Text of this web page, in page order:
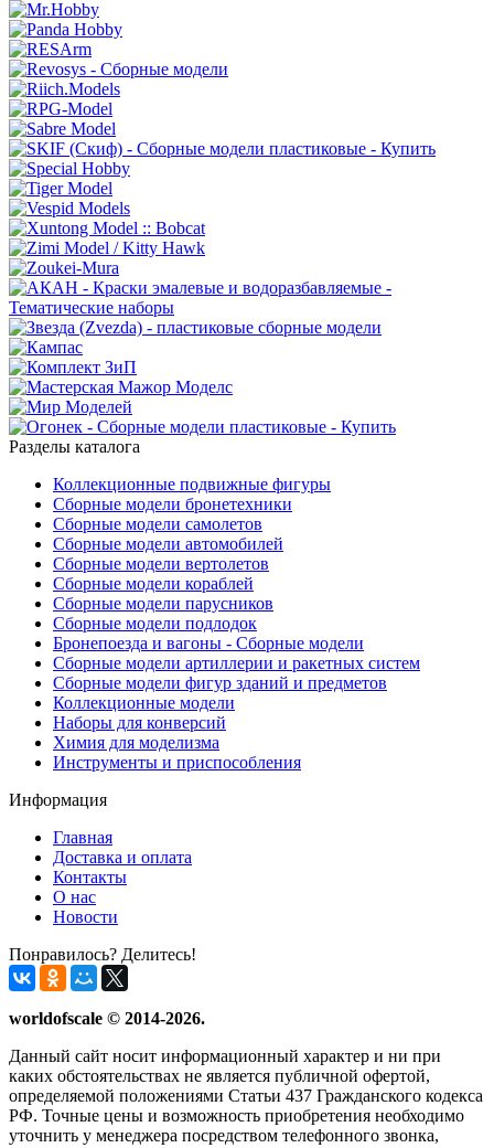
Разделы каталога
Коллекционные подвижные фигуры
Сборные модели бронетехники
Сборные модели самолетов
Сборные модели автомобилей
Сборные модели вертолетов
Сборные модели кораблей
Сборные модели парусников
Сборные модели подлодок
Бронепоезда и вагоны - Сборные модели
Сборные модели артиллерии и ракетных систем
Сборные модели фигур зданий и предметов
Коллекционные модели
Наборы для конверсий
Химия для моделизма
Инструменты и приспособления
Информация
Главная
Доставка и оплата
Контакты
О нас
Новости
Понравилось? Делитесь!
worldofscale © 2014-2026.
Данный сайт носит информационный характер и ни при
каких обстоятельствах не является публичной офертой,
определяемой положениями Статьи 437 Гражданского кодекса
РФ. Точные цены и возможность приобретения необходимо
уточнить у менеджера посредством телефонного звонка,